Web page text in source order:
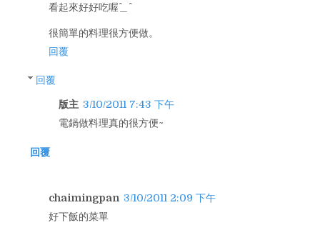
看起來好好吃喔^＿^
很簡單的料理很方便做。
回覆
回覆
版主 3/10/2011 7:43 下午
電鍋做料理真的很方便~
回覆
chaimingpan 3/10/2011 2:09 下午
好下飯的菜單